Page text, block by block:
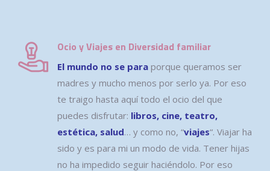
Ocio y Viajes en Diversidad familiar
El mundo no se para porque queramos ser
madres y mucho menos por serlo ya. Por eso
te traigo hasta aquí todo el ocio del que
puedes disfrutar: libros, cine, teatro,
estética, salud… y como no, “viajes“. Viajar ha
sido y es para mi un modo de vida. Tener hijas
no ha impedido seguir haciéndolo. Por eso